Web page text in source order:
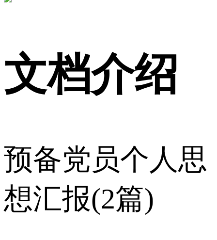
文档介绍
预备党员个人思
想汇报(2篇)